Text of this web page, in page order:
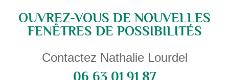
OUVREZ-VOUS DE NOUVELLES
FENÊTRES DE POSSIBILITÉS
Contactez Nathalie Lourdel
06 63 01 91 87